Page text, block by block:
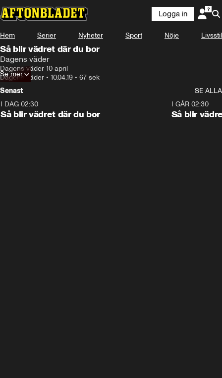
Logga in
Hem Serier Nyheter Sport Nöje Livsstil
Så blir vädret där du bor
Dagens väder
Dagens väder 10 april
Dagens väder • 10.04.19 • 67 sek
Se mer
Senast
SE ALLA
I DAG 02:30
Så blir vädret där du bor
I GÅR 02:30
Så blir